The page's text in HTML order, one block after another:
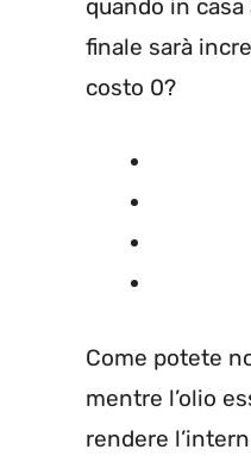
quando in
finale sarà
costo 0?
Come potete
mentre l’olio
rendere